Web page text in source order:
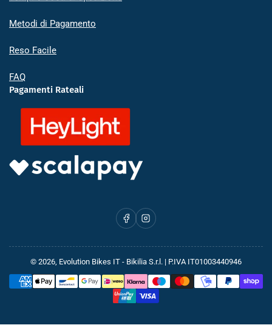
Metodi di Pagamento
Reso Facile
FAQ
Pagamenti Rateali
FacebookInstagram
© 2026, Evolution Bikes IT - Bikilia S.r.l. | P.IVA IT01003440946
Metodi
di
pagamento